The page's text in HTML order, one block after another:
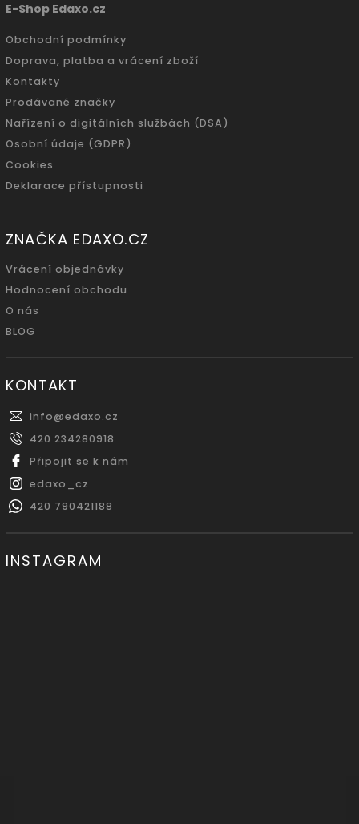
E-Shop Edaxo.cz
Obchodní podmínky
Doprava, platba a vrácení zboží
Kontakty
Prodávané značky
Nařízení o digitálních službách (DSA)
Osobní údaje (GDPR)
Cookies
Deklarace přístupnosti
ZNAČKA EDAXO.CZ
Vrácení objednávky
Hodnocení obchodu
O nás
BLOG
KONTAKT
info@edaxo.cz
420 234280918
Připojit se k nám
edaxo_cz
420 790421188
INSTAGRAM